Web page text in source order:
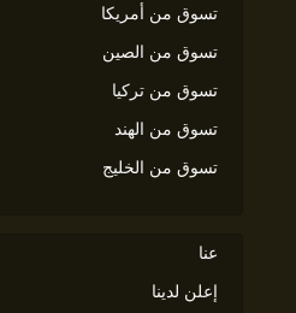
تسوق من أمريكا
تسوق من الصين
تسوق من تركيا
تسوق من الهند
تسوق من الخليج
عنا
إعلن لدينا